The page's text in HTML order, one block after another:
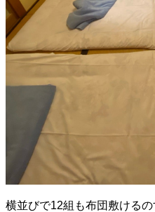
横並びで12組も布団敷けるの